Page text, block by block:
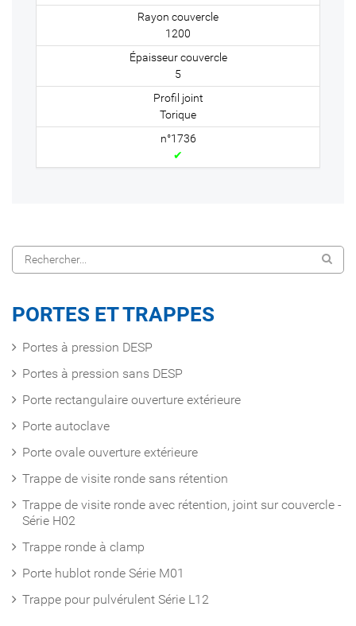
1200
5
Torique
✔
PORTES ET TRAPPES
Portes à pression DESP
Portes à pression sans DESP
Porte rectangulaire ouverture extérieure
Porte autoclave
Porte ovale ouverture extérieure
Trappe de visite ronde sans rétention
Trappe de visite ronde avec rétention, joint sur couvercle -
Série H02
Trappe ronde à clamp
Porte hublot ronde Série M01
Trappe pour pulvérulent Série L12